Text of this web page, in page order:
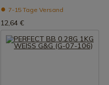
7-15 Tage Versand
12,64 €